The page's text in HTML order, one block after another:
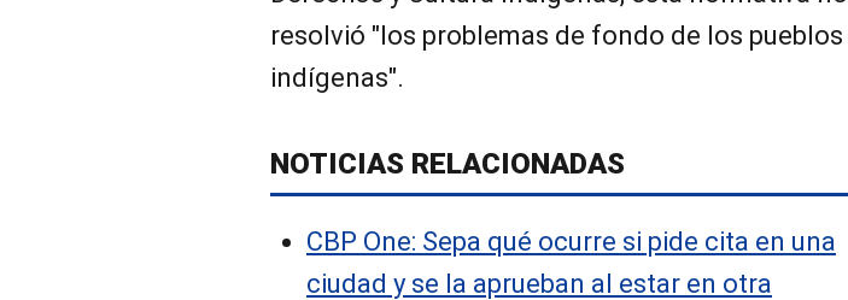
resolvió "los problemas de fondo de los pueblos
indígenas".
NOTICIAS RELACIONADAS
CBP One: Sepa qué ocurre si pide cita en una
ciudad y se la aprueban al estar en otra